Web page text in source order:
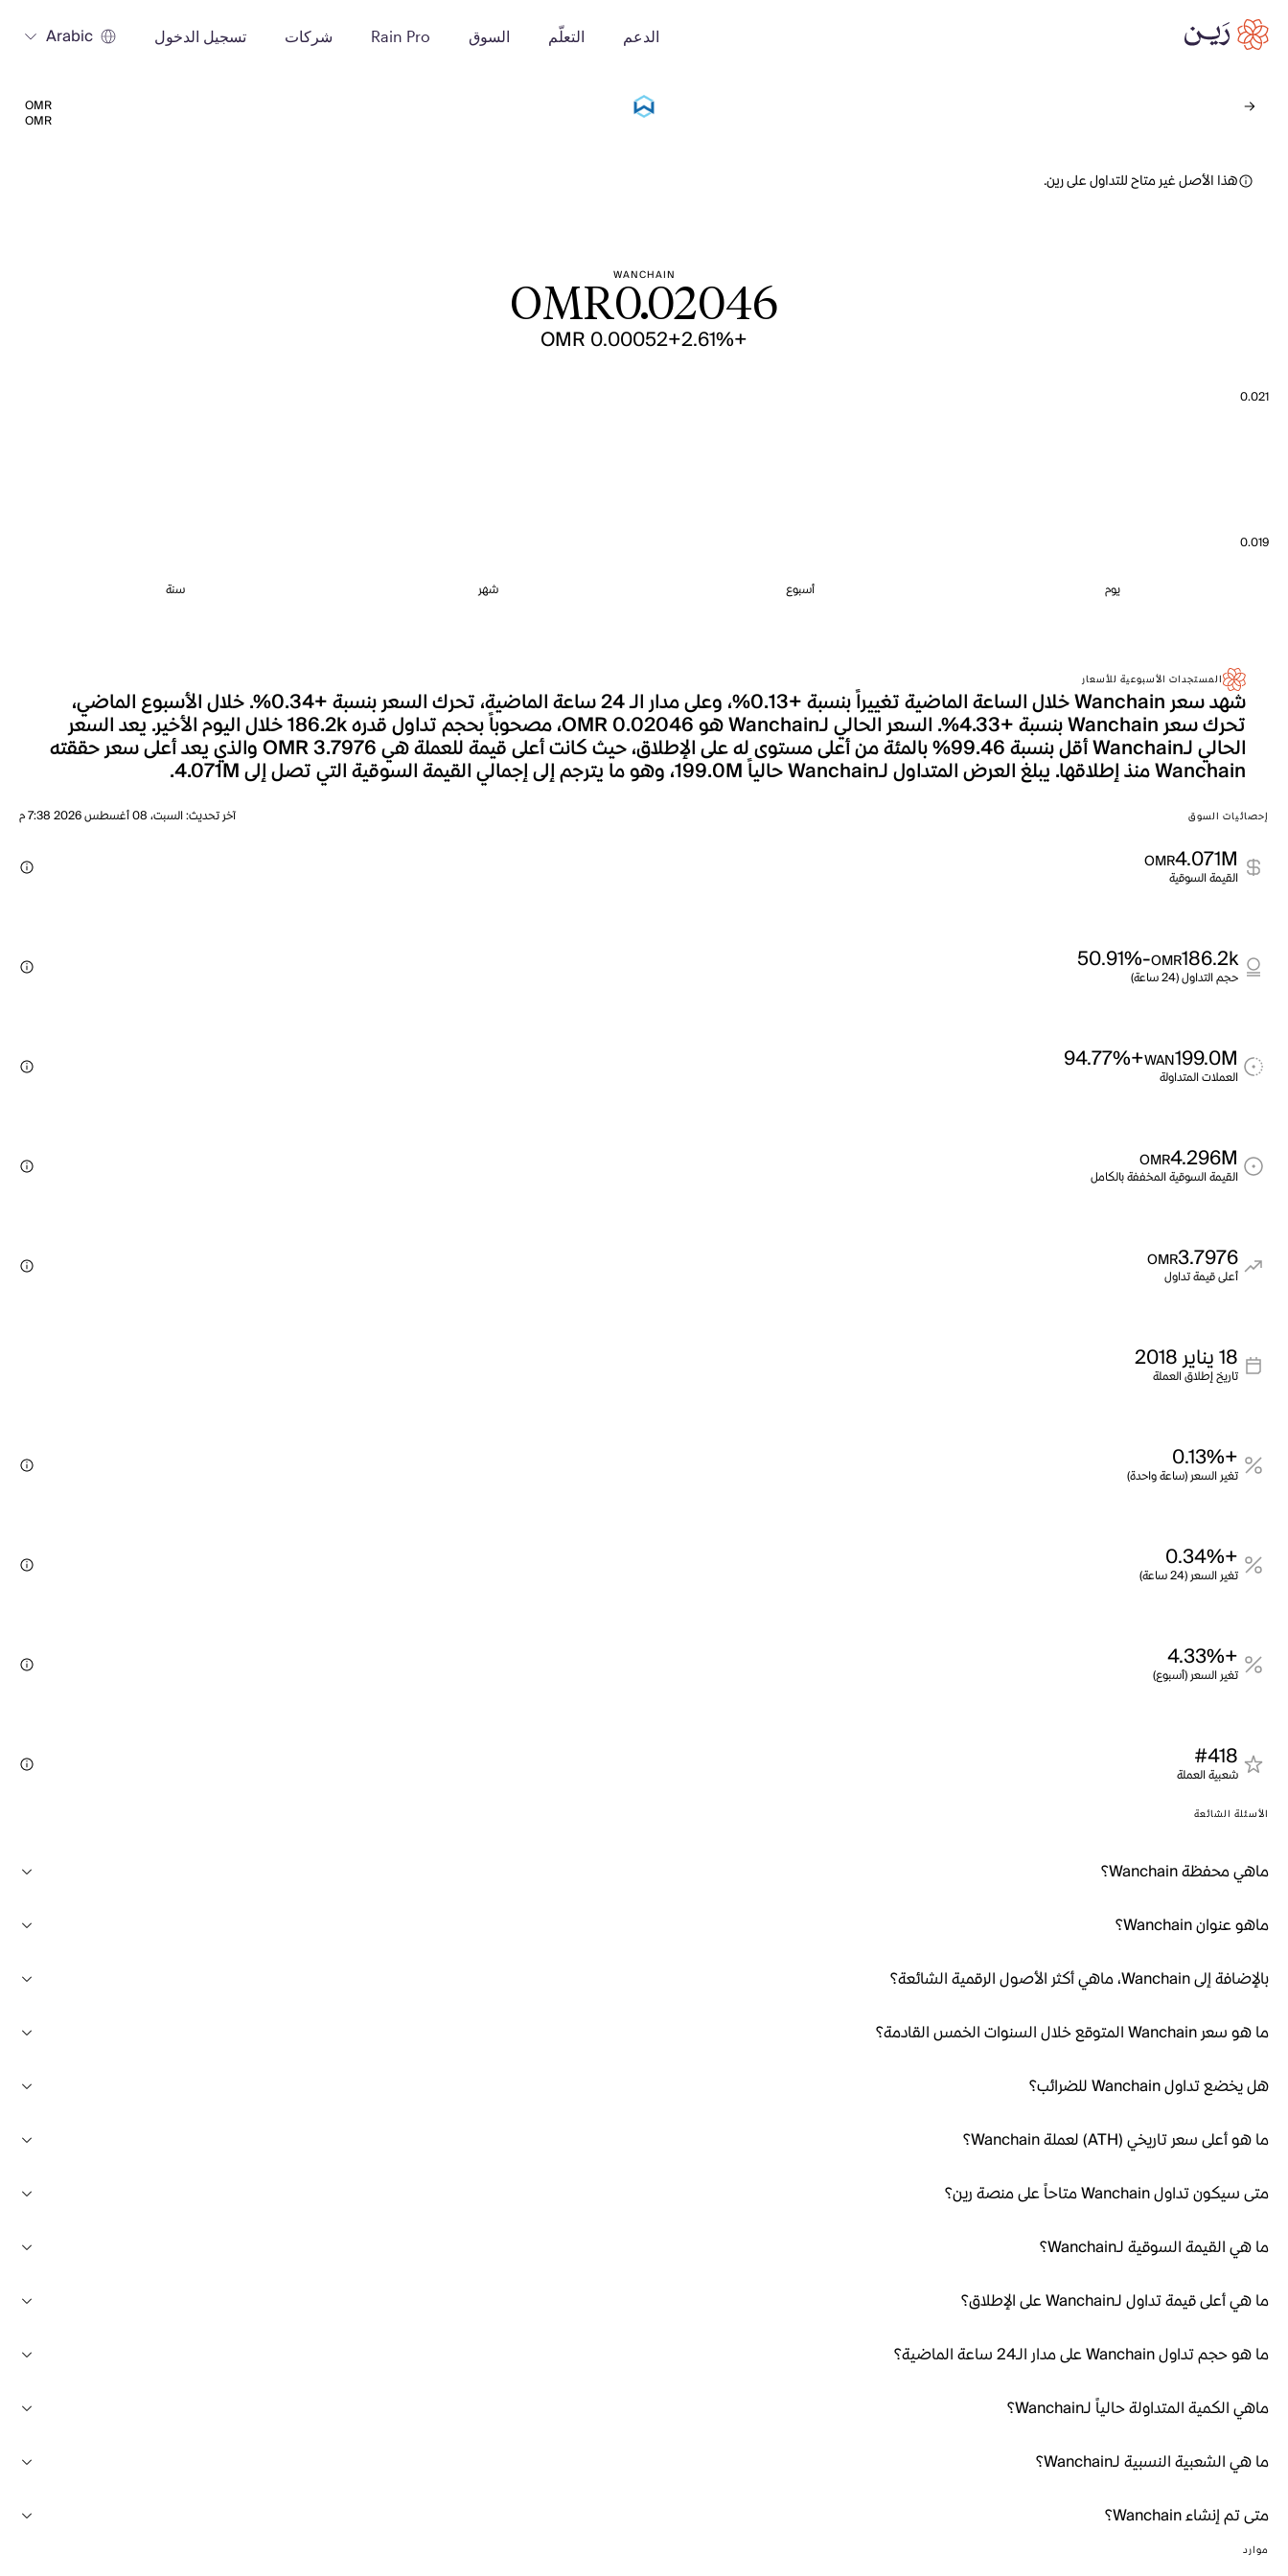
الدعم التعلّم السوق Rain Pro شركات تسجيل الدخول Arabic
OMR
OMR
هذا الأصل غير متاح للتداول على رين.
WANCHAIN
OMR0.02046
+2.61%
+OMR 0.00052
0.021
0.019
يوم أسبوع شهر سنة
المستجدات الأسبوعية للأسعار
شهد سعر Wanchain خلال الساعة الماضية تغييراً بنسبة +0.13%، وعلى مدار الـ 24 ساعة الماضية، تحرك السعر بنسبة +0.34%. خلال الأسبوع الماضي،
تحرك سعر Wanchain بنسبة +4.33%. السعر الحالي لـWanchain هو OMR 0.02046، مصحوباً بحجم تداول قدره 186.2k خلال اليوم الأخير. يعد السعر
الحالي لـWanchain أقل بنسبة 99.46% بالمئة من أعلى مستوى له على الإطلاق، حيث كانت أعلى قيمة للعملة هي OMR 3.7976 والذي يعد أعلى سعر حققته
Wanchain منذ إطلاقها. يبلغ العرض المتداول لـWanchain حالياً 199.0M، وهو ما يترجم إلى إجمالي القيمة السوقية التي تصل إلى 4.071M.
إحصائيات السوق آخر تحديث:السبت، 08 أغسطس 2026 7:38 م
4.071M
OMR
القيمة السوقية
186.2k
OMR
-50.91%
حجم التداول (24 ساعة)
199.0M
WAN
+94.77%
العملات المتداولة
4.296M
OMR
القيمة السوقية المخففة بالكامل
3.7976
OMR
أعلى قيمة تداول
18 يناير 2018
تاريخ إطلاق العملة
+0.13%
تغير السعر (ساعة واحدة)
+0.34%
تغير السعر (24 ساعة)
+4.33%
تغير السعر (أسبوع)
#418
شعبية العملة
الأسئلة الشائعة
ماهي محفظة Wanchain؟
ماهو عنوان Wanchain؟
بالإضافة إلى Wanchain، ماهي أكثر الأصول الرقمية الشائعة؟
ما هو سعر Wanchain المتوقع خلال السنوات الخمس القادمة؟
هل يخضع تداول Wanchain للضرائب؟
ما هو أعلى سعر تاريخي (ATH) لعملة Wanchain؟
متى سيكون تداول Wanchain متاحاً على منصة رين؟
ما هي القيمة السوقية لـWanchain؟
ما هي أعلى قيمة تداول لـWanchain على الإطلاق؟
ما هو حجم تداول Wanchain على مدار الـ24 ساعة الماضية؟
ماهي الكمية المتداولة حالياً لـWanchain؟
ما هي الشعبية النسبية لـWanchain؟
متى تم إنشاء Wanchain؟
موارد